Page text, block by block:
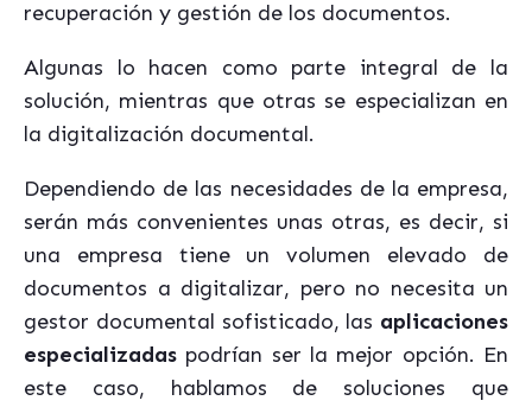
recuperación y gestión de los documentos.
Algunas lo hacen como parte integral de la
solución, mientras que otras se especializan en
la digitalización documental.
Dependiendo de las necesidades de la empresa,
serán más convenientes unas otras, es decir, si
una empresa tiene un volumen elevado de
documentos a digitalizar, pero no necesita un
gestor documental sofisticado, las aplicaciones
especializadas podrían ser la mejor opción. En
este caso, hablamos de soluciones que